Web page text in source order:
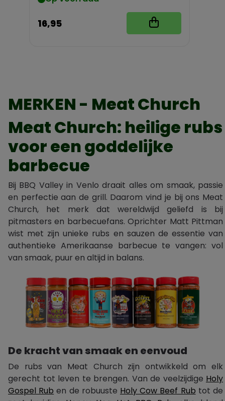
16,95
MERKEN - Meat Church
Meat Church: heilige rubs
voor een goddelijke
barbecue
Bij BBQ Valley in Venlo draait alles om smaak, passie
en perfectie aan de grill. Daarom vind je bij ons Meat
Church, het merk dat wereldwijd geliefd is bij
pitmasters en barbecuefans. Oprichter Matt Pittman
wist met zijn unieke rubs en sauzen de essentie van
authentieke Amerikaanse barbecue te vangen: vol
van smaak, puur en altijd in balans.
De kracht van smaak en eenvoud
De rubs van Meat Church zijn ontwikkeld om elk
gerecht tot leven te brengen. Van de veelzijdige Holy
Gospel Rub en de robuuste Holy Cow Beef Rub tot de